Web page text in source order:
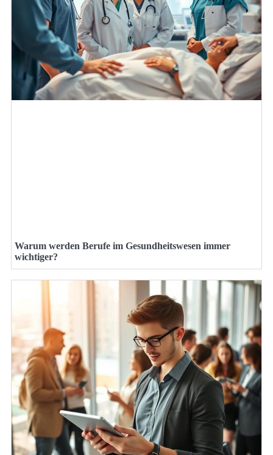
Warum werden Berufe im Gesundheitswesen immer
wichtiger?